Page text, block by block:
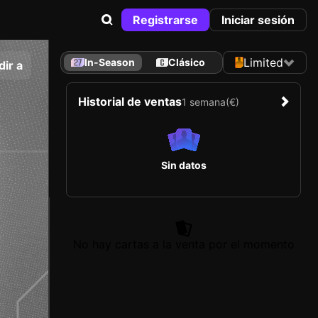
Registrarse Iniciar sesión
a In-Season Clásico Limited
Historial de ventas1 semana(€)
Sin datos